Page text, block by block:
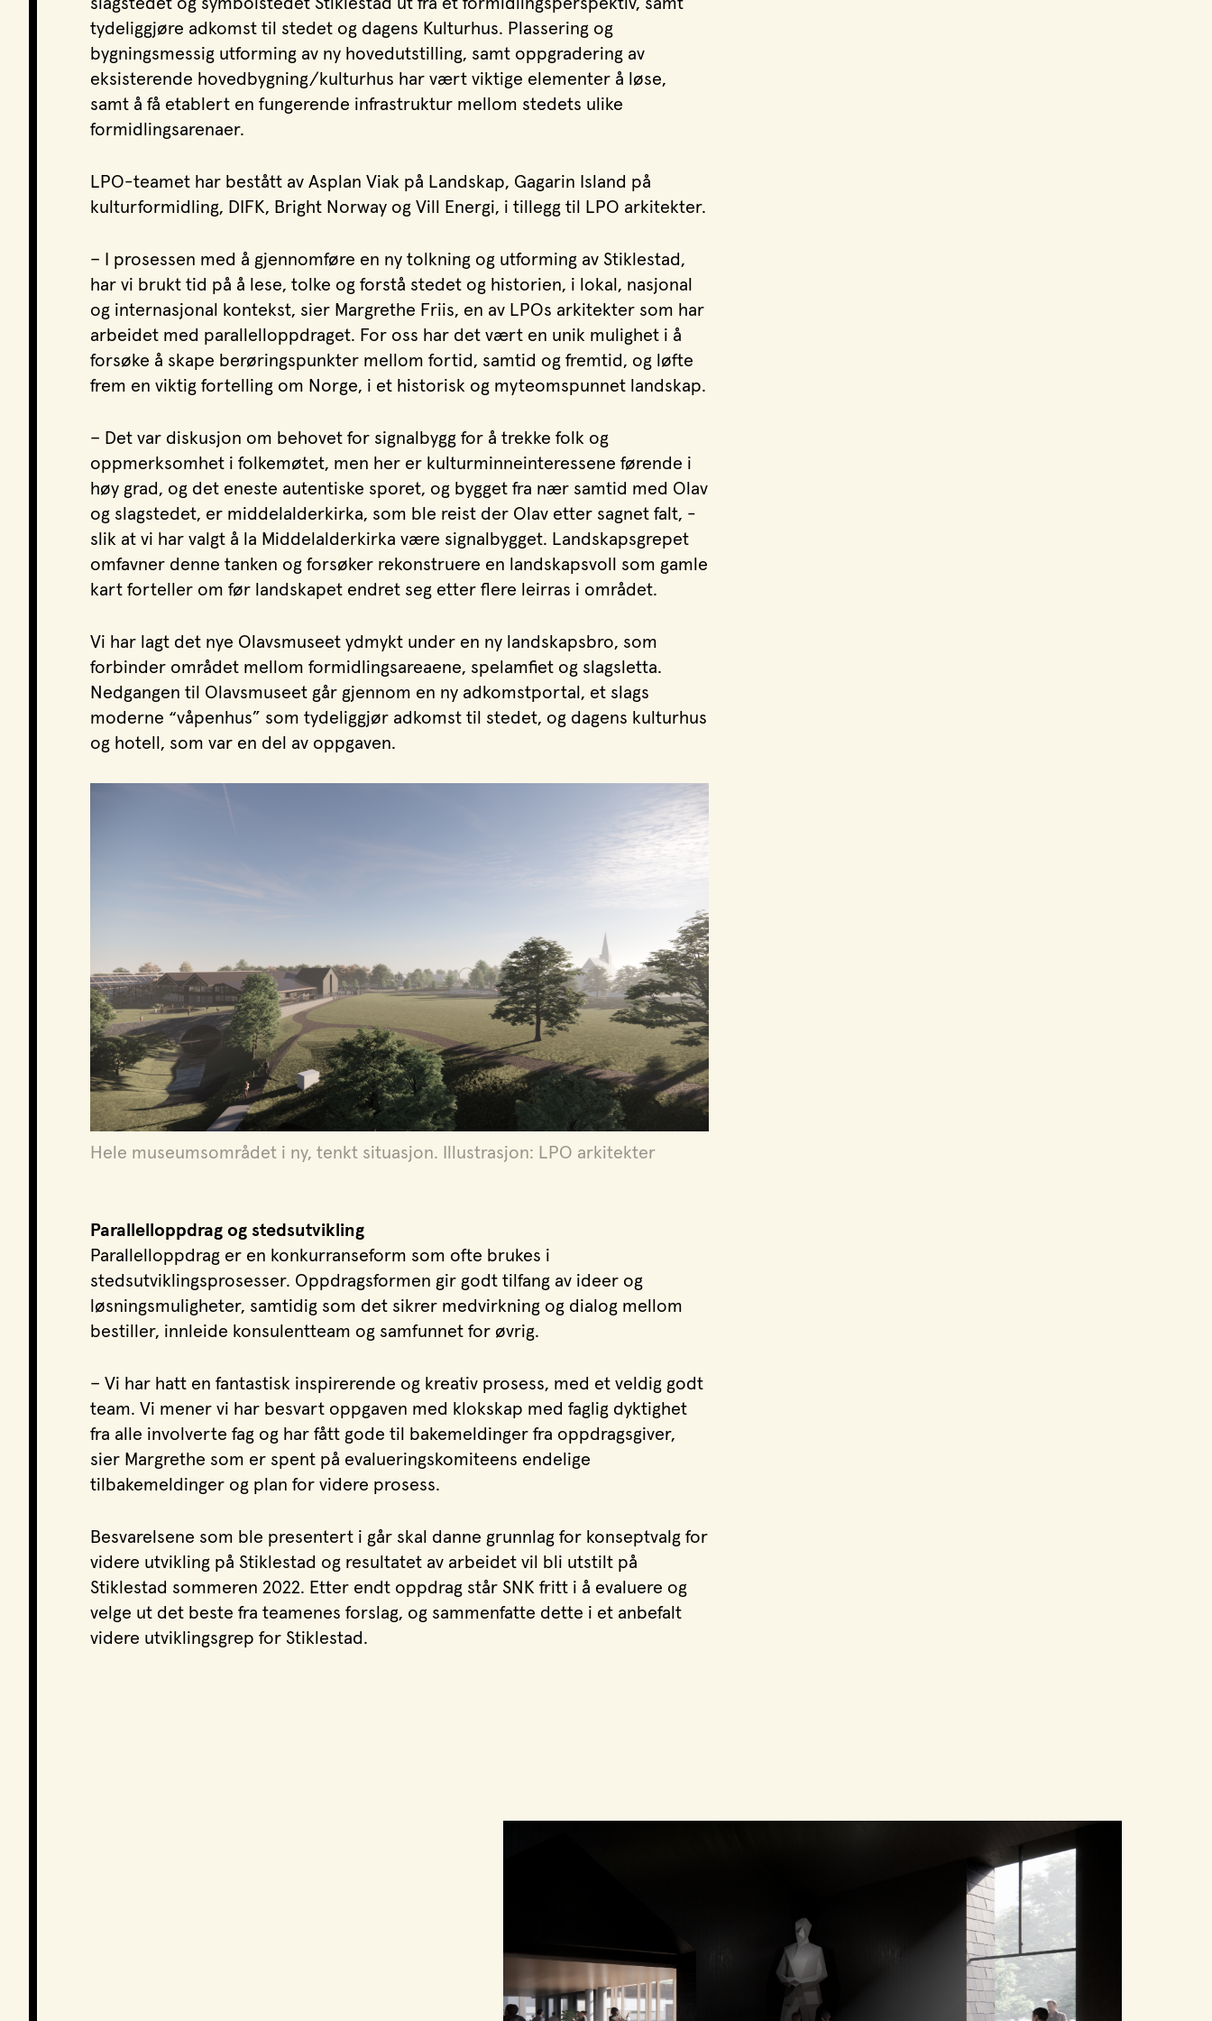
tydeliggjøre adkomst til stedet og dagens Kulturhus. Plassering og
bygningsmessig utforming av ny hovedutstilling, samt oppgradering av
eksisterende hovedbygning/kulturhus har vært viktige elementer å løse,
samt å få etablert en fungerende infrastruktur mellom stedets ulike
formidlingsarenaer.
LPO-teamet har bestått av Asplan Viak på Landskap, Gagarin Island på
kulturformidling, DIFK, Bright Norway og Vill Energi, i tillegg til LPO arkitekter.
– I prosessen med å gjennomføre en ny tolkning og utforming av Stiklestad,
har vi brukt tid på å lese, tolke og forstå stedet og historien, i lokal, nasjonal
og internasjonal kontekst, sier Margrethe Friis, en av LPOs arkitekter som har
arbeidet med parallelloppdraget. For oss har det vært en unik mulighet i å
forsøke å skape berøringspunkter mellom fortid, samtid og fremtid, og løfte
frem en viktig fortelling om Norge, i et historisk og myteomspunnet landskap.
– Det var diskusjon om behovet for signalbygg for å trekke folk og
oppmerksomhet i folkemøtet, men her er kulturminneinteressene førende i
høy grad, og det eneste autentiske sporet, og bygget fra nær samtid med Olav
og slagstedet, er middelalderkirka, som ble reist der Olav etter sagnet falt, -
slik at vi har valgt å la Middelalderkirka være signalbygget. Landskapsgrepet
omfavner denne tanken og forsøker rekonstruere en landskapsvoll som gamle
kart forteller om før landskapet endret seg etter flere leirras i området.
Vi har lagt det nye Olavsmuseet ydmykt under en ny landskapsbro, som
forbinder området mellom formidlingsareaene, spelamfiet og slagsletta.
Nedgangen til Olavsmuseet går gjennom en ny adkomstportal, et slags
moderne “våpenhus” som tydeliggjør adkomst til stedet, og dagens kulturhus
og hotell, som var en del av oppgaven.
Hele museumsområdet i ny, tenkt situasjon. Illustrasjon: LPO arkitekter
Parallelloppdrag og stedsutvikling
Parallelloppdrag er en konkurranseform som ofte brukes i
stedsutviklingsprosesser. Oppdragsformen gir godt tilfang av ideer og
løsningsmuligheter, samtidig som det sikrer medvirkning og dialog mellom
bestiller, innleide konsulentteam og samfunnet for øvrig.
– Vi har hatt en fantastisk inspirerende og kreativ prosess, med et veldig godt
team. Vi mener vi har besvart oppgaven med klokskap med faglig dyktighet
fra alle involverte fag og har fått gode til bakemeldinger fra oppdragsgiver,
sier Margrethe som er spent på evalueringskomiteens endelige
tilbakemeldinger og plan for videre prosess.
Besvarelsene som ble presentert i går skal danne grunnlag for konseptvalg for
videre utvikling på Stiklestad og resultatet av arbeidet vil bli utstilt på
Stiklestad sommeren 2022. Etter endt oppdrag står SNK fritt i å evaluere og
velge ut det beste fra teamenes forslag, og sammenfatte dette i et anbefalt
videre utviklingsgrep for Stiklestad.